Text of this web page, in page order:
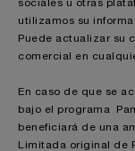
sociales u otras
utilizamos su
Puede actualizar su
comercial en
En caso de que se
bajo el programa
beneficiará de una
Limitada original de